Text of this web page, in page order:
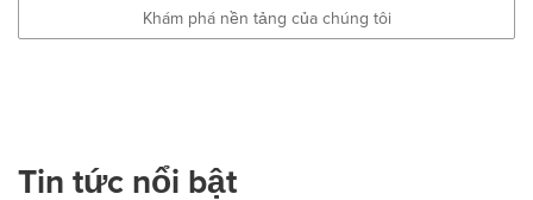
Khám phá nền tảng của chúng tôi
Tin tức nổi bật